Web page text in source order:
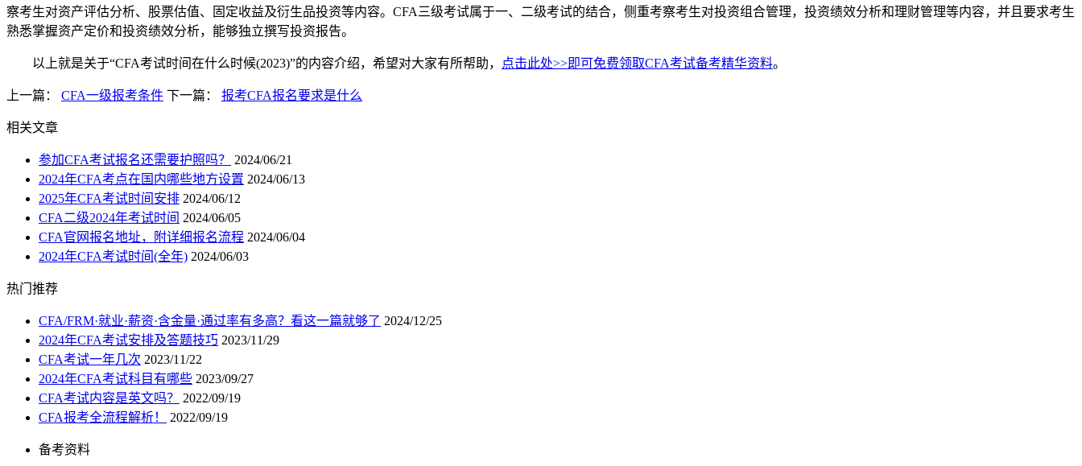
察考生对资产评估分析、股票估值、固定收益及衍生品投资等内容。CFA三级考试属于一、二级考试的结合，侧重考察考生对投资组合管理，投资绩效分析和理财管理等内容，并且要求考生
熟悉掌握资产定价和投资绩效分析，能够独立撰写投资报告。
以上就是关于“CFA考试时间在什么时候(2023)”的内容介绍，希望对大家有所帮助， 点击此处>>即可免费领取CFA考试备考精华资料。
上一篇： CFA一级报考条件 下一篇： 报考CFA报名要求是什么
相关文章
参加CFA考试报名还需要护照吗？
2024/06/21
2024年CFA考点在国内哪些地方设置 2024/06/13
2025年CFA考试时间安排 2024/06/12
CFA二级2024年考试时间 2024/06/05
CFA官网报名地址，附详细报名流程 2024/06/04
2024年CFA考试时间(全年) 2024/06/03
热门推荐
CFA/FRM·就业·薪资·含金量·通过率有多高？看这一篇就够了 2024/12/25
2024年CFA考试安排及答题技巧 2023/11/29
CFA考试一年几次 2023/11/22
2024年CFA考试科目有哪些 2023/09/27
CFA考试内容是英文吗？
2022/09/19
CFA报考全流程解析！
2022/09/19
备考资料